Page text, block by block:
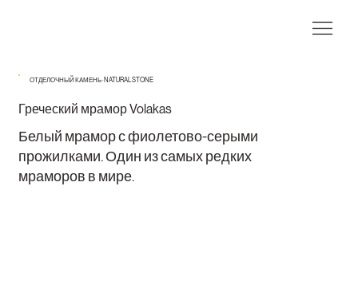
ОТДЕЛОЧНЫЙ КАМЕНЬ · NATURAL STONE
Греческий мрамор Volakas
Белый мрамор с фиолетово-серыми
прожилками. Один из самых редких
мраморов в мире.